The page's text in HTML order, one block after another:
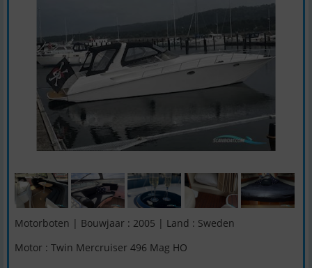
Motorboten | Bouwjaar : 2005 | Land : Sweden
Motor : Twin Mercruiser 496 Mag HO